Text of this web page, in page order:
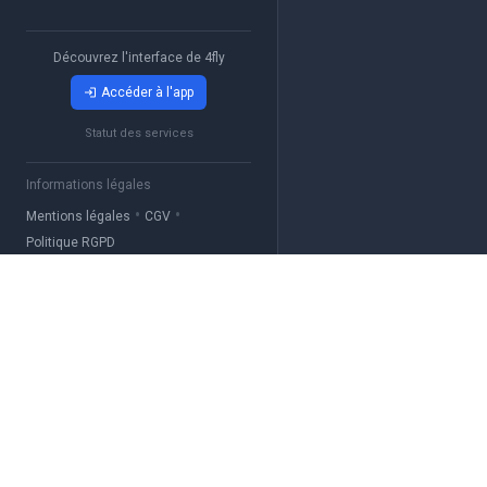
Découvrez l'interface de 4fly
Accéder à l'app
Statut des services
Informations légales
Mentions légales • CGV •
Politique RGPD